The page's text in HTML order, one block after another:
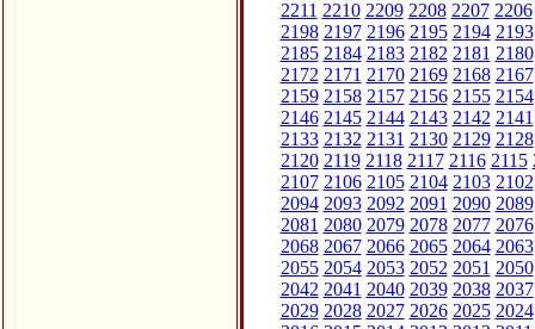
2211 2210 2209 2208 2207 2206
2198 2197 2196 2195 2194 2193
2185 2184 2183 2182 2181 2180
2172 2171 2170 2169 2168 2167
2159 2158 2157 2156 2155 2154
2146 2145 2144 2143 2142 2141
2133 2132 2131 2130 2129 2128
2120 2119 2118 2117 2116 2115
2107 2106 2105 2104 2103 2102
2094 2093 2092 2091 2090 2089
2081 2080 2079 2078 2077 2076
2068 2067 2066 2065 2064 2063
2055 2054 2053 2052 2051 2050
2042 2041 2040 2039 2038 2037
2029 2028 2027 2026 2025 2024